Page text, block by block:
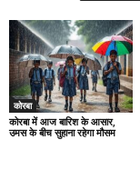
कोरबा
कोरबा में आज बारिश के आसार,
उमस के बीच सुहाना रहेगा मौसम